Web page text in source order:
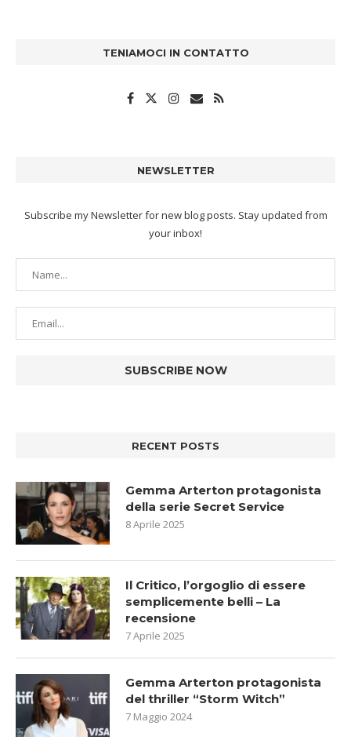
TENIAMOCI IN CONTATTO
NEWSLETTER
Subscribe my Newsletter for new blog posts. Stay updated from
your inbox!
RECENT POSTS
Gemma Arterton protagonista
della serie Secret Service
8 Aprile 2025
Il Critico, l’orgoglio di essere
semplicemente belli – La
recensione
7 Aprile 2025
Gemma Arterton protagonista
del thriller “Storm Witch”
7 Maggio 2024